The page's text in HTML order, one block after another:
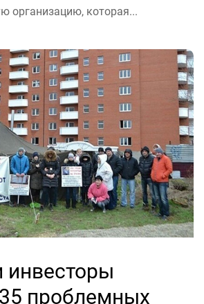
организацию, которая...
инвесторы
проблемных